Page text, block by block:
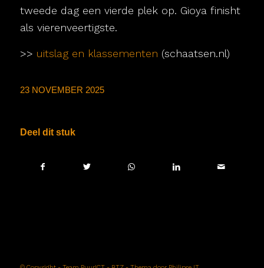
tweede dag een vierde plek op. Gioya finisht
als vierenveertigste.
>> uitslag en klassementen (schaatsen.nl)
23 NOVEMBER 2025
Deel dit stuk